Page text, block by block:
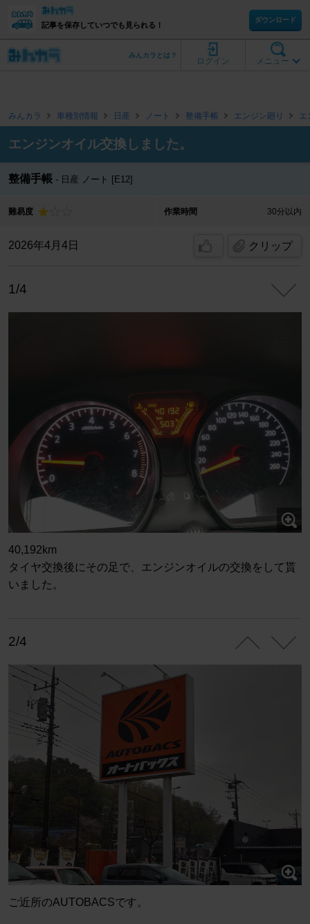
記事を保存していつでも見られる！
ダウンロード
メニュー
ログイン
みんカラとは？
みんカラ 車種別情報 日産 ノート 整備手帳 エンジン廻り エ
エンジンオイル交換しました。
整備手帳 日産 ノート [E12]
難易度 作業時間 30分以内
2026年4月4日 クリップ
1/4
40,192km
タイヤ交換後にその足で、エンジンオイルの交換をして貰
いました。
2/4
ご近所のAUTOBACSです。